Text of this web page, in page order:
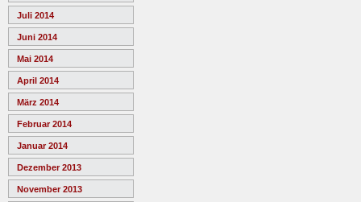
Juli 2014
Juni 2014
Mai 2014
April 2014
März 2014
Februar 2014
Januar 2014
Dezember 2013
November 2013